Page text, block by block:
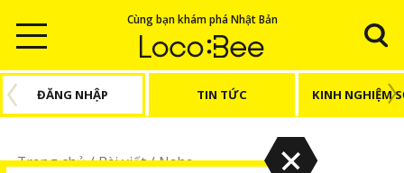
Cùng bạn khám phá Nhật Bản
ĐĂNG NHẬP TIN TỨC KINH NGHIỆM
Trang chủ/Bài viết/Naha